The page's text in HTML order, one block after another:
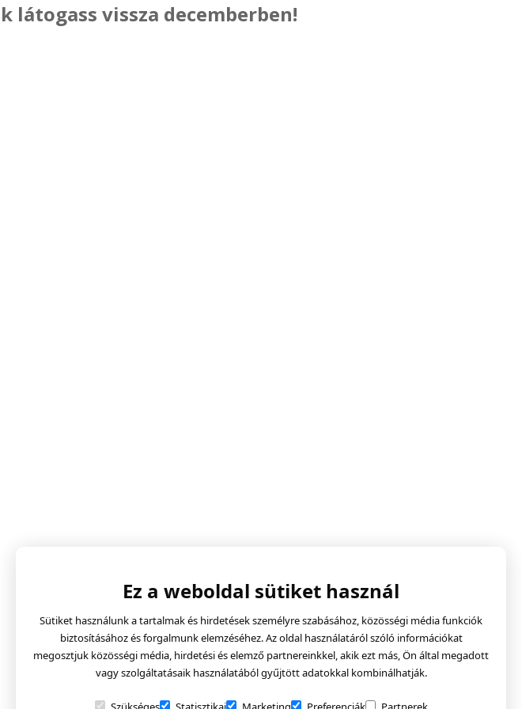
vissza decemberben!
Ez a weboldal sütiket használ
Sütiket használunk a tartalmak és hirdetések személyre szabásához, közösségi média funkciók
biztosításához és forgalmunk elemzéséhez. Az oldal használatáról szóló információkat
megosztjuk közösségi média, hirdetési és elemző partnereinkkel, akik ezt más, Ön által megadott
vagy szolgáltatásaik használatából gyűjtött adatokkal kombinálhatják.